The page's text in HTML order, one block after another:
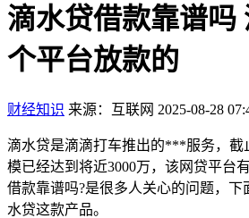
滴水贷借款靠谱吗
个平台放款的
财经知识 来源：互联网 2025-08-28
滴水贷是滴滴打车推出的***服务，截
模已经达到将近3000万，该网贷平台
借款靠谱吗?是很多人关心的问题，下
水贷这款产品。